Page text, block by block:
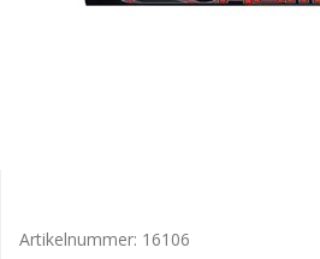
Artikelnummer: 16106